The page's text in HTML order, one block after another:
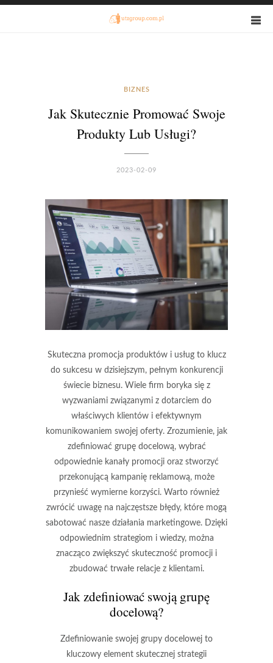
BIZNES
Jak Skutecznie Promować Swoje
Produkty Lub Usługi?
2023-02-09
Skuteczna promocja produktów i usług to klucz
do sukcesu w dzisiejszym, pełnym konkurencji
świecie biznesu. Wiele firm boryka się z
wyzwaniami związanymi z dotarciem do
właściwych klientów i efektywnym
komunikowaniem swojej oferty. Zrozumienie, jak
zdefiniować grupę docelową, wybrać
odpowiednie kanały promocji oraz stworzyć
przekonującą kampanię reklamową, może
przynieść wymierne korzyści. Warto również
zwrócić uwagę na najczęstsze błędy, które mogą
sabotować nasze działania marketingowe. Dzięki
odpowiednim strategiom i wiedzy, można
znacząco zwiększyć skuteczność promocji i
zbudować trwałe relacje z klientami.
Jak zdefiniować swoją grupę
docelową?
Zdefiniowanie swojej grupy docelowej to
kluczowy element skutecznej strategii